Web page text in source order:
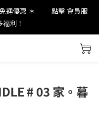
香裝置
優惠 ＊           點擊 會員服
利！
香裝置
# 03 家。暮